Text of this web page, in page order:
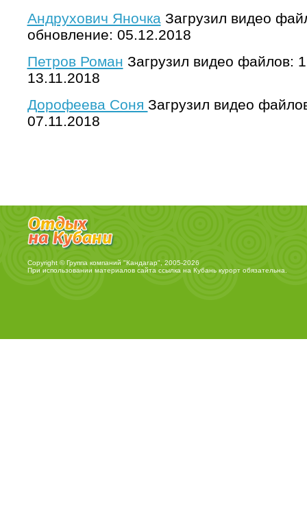
Андрухович ЯночкаЗагрузил видео
обновление: 05.12.2018
Петров Роман Загрузил видео файлов:
13.11.2018
Дорофеева Соня Загрузил видео
07.11.2018
Copyright © Группа компаний "Кандагар", 2005-2026
При использовании материалов сайта ссылка на Кубань курортобязательна.